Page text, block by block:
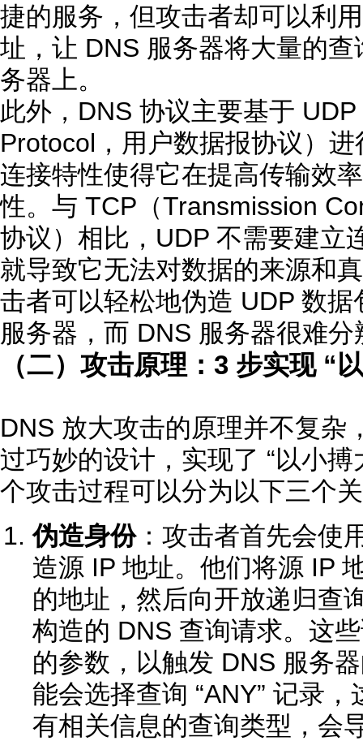
捷的服务，但攻击者却可以利
址，让 DNS 服务器将大量的
务器上。
此外，DNS 协议主要基于
Protocol，用户数据报协议）
连接特性使得它在提高传输效
性。与 TCP（Transmission
协议）相比，UDP 不需要建立
就导致它无法对数据的来源和
击者可以轻松地伪造 UDP 数
服务器，而 DNS 服务器很难
（二）攻击原理：3 步实现 “
DNS 放大攻击的原理并不复杂
过巧妙的设计，实现了 “以小
个攻击过程可以分为以下三个
伪造身份：攻击者首先会使
造源 IP 地址。他们将源 IP
的地址，然后向开放递归查
构造的 DNS 查询请求。这
的参数，以触发 DNS 服务
能会选择查询 “ANY” 记录
有相关信息的查询类型，会